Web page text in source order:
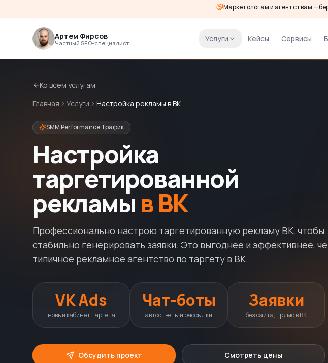
Маркетологам и агентствам —
Артем Фирсов
Частный SEO-специалист Услуги Кейсы Сервисы
Ко всем услугам
Главная
Услуги Настройка рекламы в ВК
SMM Performance Трафик
Настройка
таргетированной
рекламы в ВК
Профессионально настрою таргетированную рекламу ВК, чтобы
стабильно генерировать заявки. Это выгоднее и эффективнее,
типичное рекламное агентство по таргету в ВК.
VK Ads
новый кабинет таргета
Чат-боты
автоответы и рассылки
Заявки
без сайта, прямо в ВК
Обсудить проект Смотреть цены